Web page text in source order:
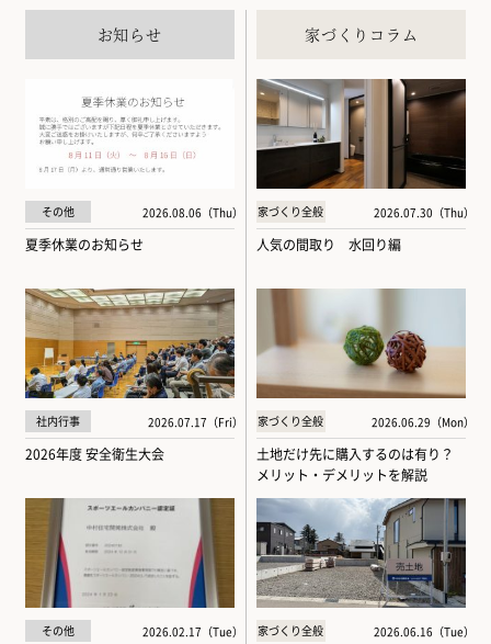
お知らせ
その他 2026.08.06（Thu）
夏季休業のお知らせ
社内行事 2026.07.17（Fri）
2026年度 安全衛生大会
その他 2026.02.17（Tue）
家づくりコラム
家づくり全般 2026.07.30（Thu）
人気の間取り 水回り編
家づくり全般 2026.06.29（Mon）
土地だけ先に購入するのは有り？
メリット・デメリットを解説
家づくり全般 2026.06.16（Tue）